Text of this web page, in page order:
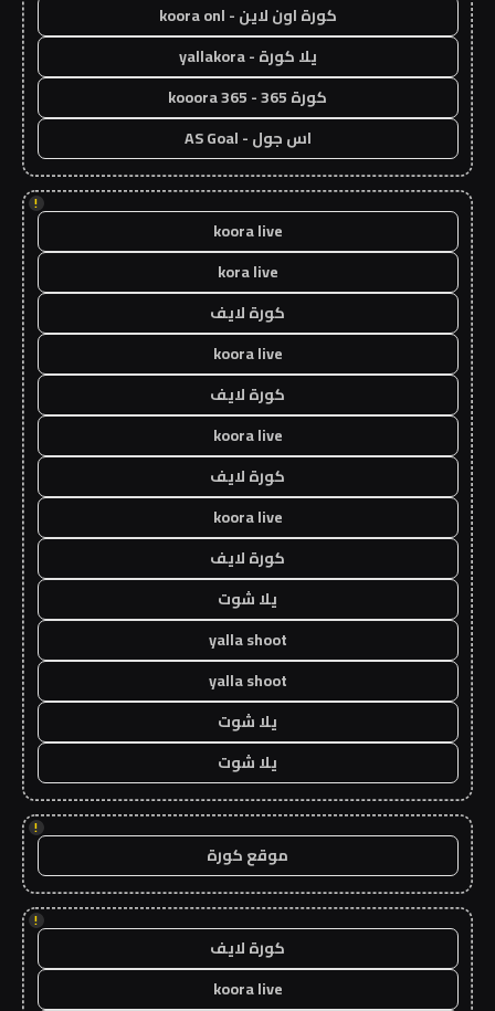
كورة اون لاين - koora onl
يلا كورة - yallakora
كورة 365 - kooora 365
اس جول - AS Goal
!
koora live
kora live
كورة لايف
koora live
كورة لايف
koora live
كورة لايف
koora live
كورة لايف
يلا شوت
yalla shoot
yalla shoot
يلا شوت
يلا شوت
!
موقع كورة
!
كورة لايف
koora live